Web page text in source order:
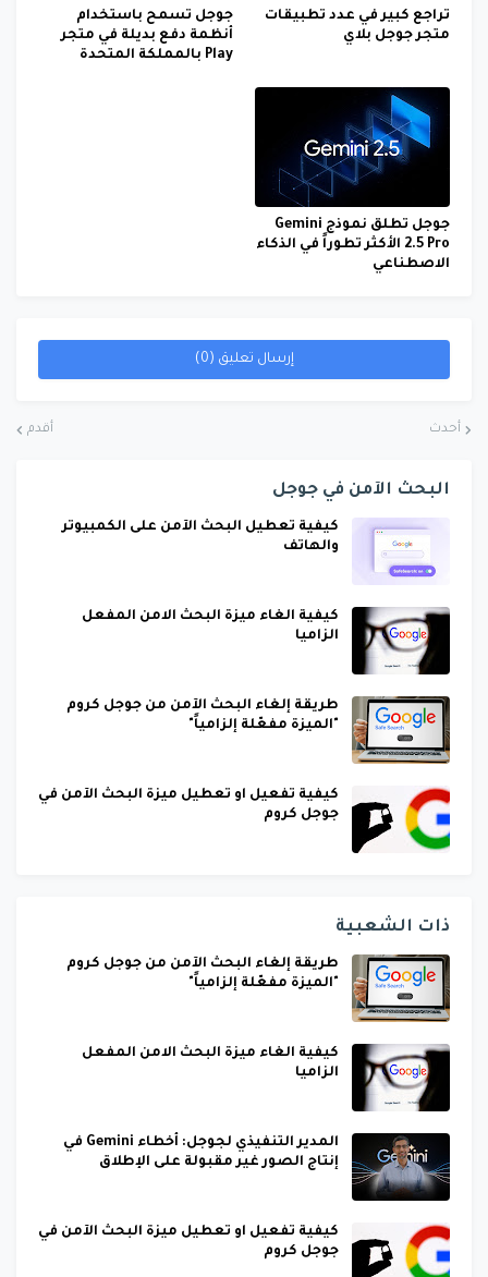
تراجع كبير في عدد تطبيقات
متجر جوجل بلاي
جوجل تسمح باستخدام
أنظمة دفع بديلة في متجر
Play بالمملكة المتحدة
جوجل تطلق نموذج Gemini
2.5 Pro الأكثر تطوراً في الذكاء
الاصطناعي
إرسال تعليق (0)
أحدث أقدم
البحث الآمن في جوجل
كيفية تعطيل البحث الآمن على الكمبيوتر
والهاتف
كيفية الغاء ميزة البحث الامن المفعل
الزاميا
طريقة إلغاء البحث الآمن من جوجل كروم
"الميزة مفعّلة إلزامياً"
كيفية تفعيل او تعطيل ميزة البحث الآمن في
جوجل كروم
ذات الشعبية
طريقة إلغاء البحث الآمن من جوجل كروم
"الميزة مفعّلة إلزامياً"
كيفية الغاء ميزة البحث الامن المفعل
الزاميا
المدير التنفيذي لجوجل: أخطاء Gemini في
إنتاج الصور غير مقبولة على الإطلاق
كيفية تفعيل او تعطيل ميزة البحث الآمن في
جوجل كروم